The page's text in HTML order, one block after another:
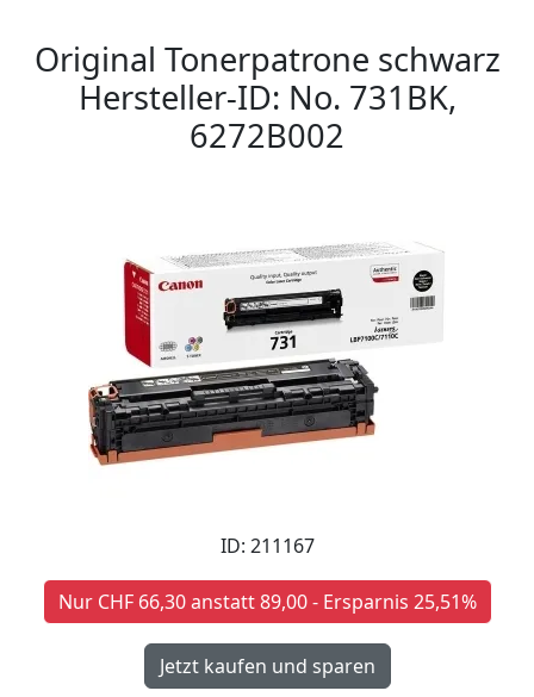
Original Tonerpatrone schwarz
Hersteller-ID: No. 731BK,
6272B002
ID: 211167
Nur CHF 66,30 anstatt 89,00 - Ersparnis 25,51%